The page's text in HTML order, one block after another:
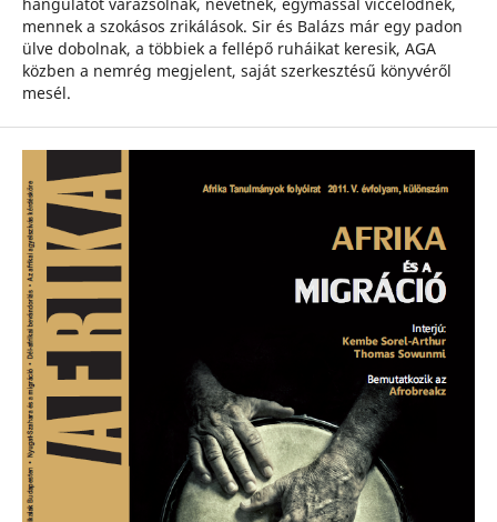
mennek a szokásos zrikálások. Sir és Balázs már egy padon
ülve dobolnak, a többiek a fellépő ruháikat keresik, AGA
közben a nemrég megjelent, saját szerkesztésű könyvéről
mesél.